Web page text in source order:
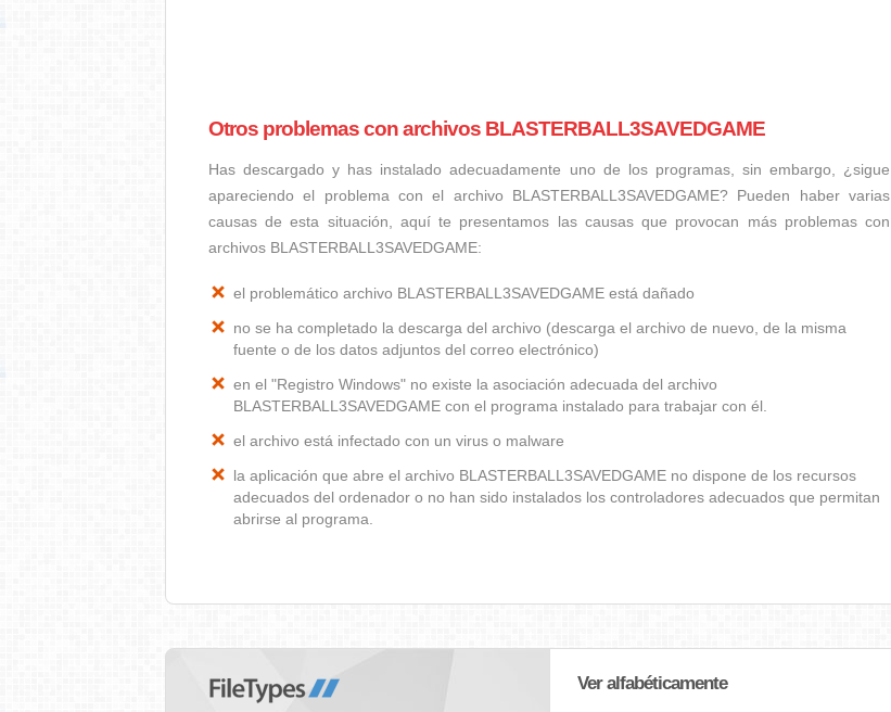
Otros problemas con archivos BLASTERBALL3SAVEDGAME
Has descargado y has instalado adecuadamente uno de los programas, sin embargo, ¿sigue
apareciendo el problema con el archivo BLASTERBALL3SAVEDGAME? Pueden haber varias
causas de esta situación, aquí te presentamos las causas que provocan más problemas con
archivos BLASTERBALL3SAVEDGAME:
el problemático archivo BLASTERBALL3SAVEDGAME está dañado
no se ha completado la descarga del archivo (descarga el archivo de nuevo, de la misma
fuente o de los datos adjuntos del correo electrónico)
en el "Registro Windows" no existe la asociación adecuada del archivo
BLASTERBALL3SAVEDGAME con el programa instalado para trabajar con él.
el archivo está infectado con un virus o malware
la aplicación que abre el archivo BLASTERBALL3SAVEDGAME no dispone de los recursos
adecuados del ordenador o no han sido instalados los controladores adecuados que permitan
abrirse al programa.
Ver alfabéticamente